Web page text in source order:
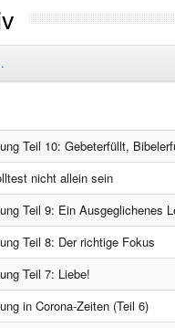
Teil 10: Gebeterfüllt,
nicht allein sein
Teil 9: Ein Ausgeglichenes
Teil 8: Der richtige Fokus
Teil 7: Liebe!
in Corona-Zeiten (Teil 6)